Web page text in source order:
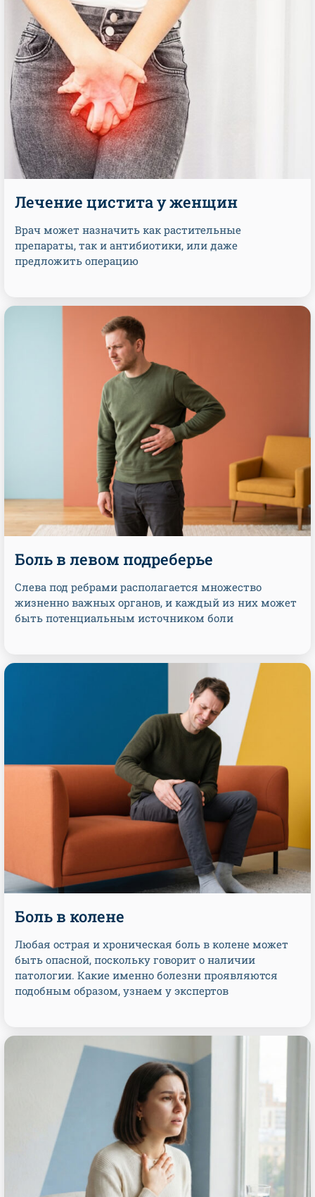
Лечение цистита у женщин
Врач может назначить как растительные
препараты, так и антибиотики, или даже
предложить операцию
Боль в левом подреберье
Слева под ребрами располагается множество
жизненно важных органов, и каждый из них может
быть потенциальным источником боли
Боль в колене
Любая острая и хроническая боль в колене может
быть опасной, поскольку говорит о наличии
патологии. Какие именно болезни проявляются
подобным образом, узнаем у экспертов